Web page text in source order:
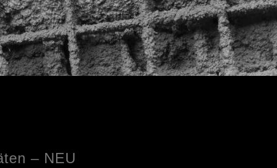
– NEU